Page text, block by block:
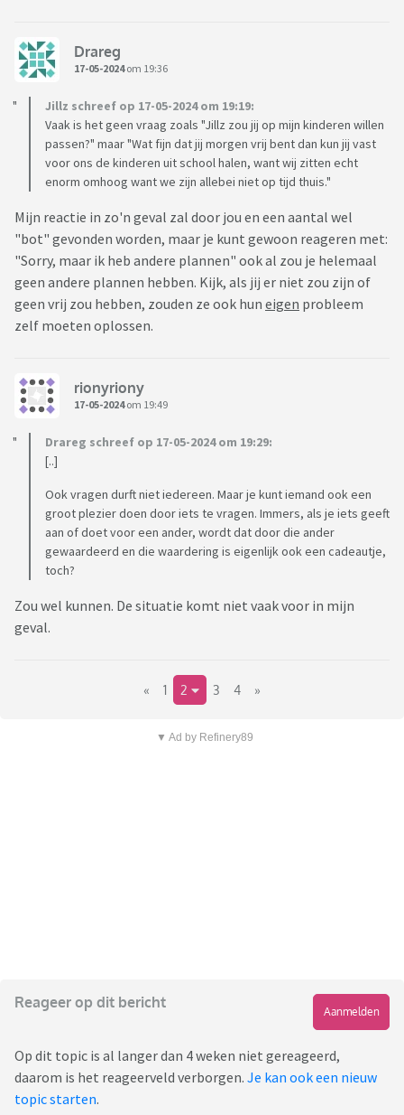
Drareg
17-05-2024om 19:36
Jillz schreef op 17-05-2024 om 19:19:
Vaak is het geen vraag zoals "Jillz zou jij op mijn kinderen willen
passen?" maar "Wat fijn dat jij morgen vrij bent dan kun jij vast
voor ons de kinderen uit school halen, want wij zitten echt
enorm omhoog want we zijn allebei niet op tijd thuis."
Mijn reactie in zo'n geval zal door jou en een aantal wel
"bot" gevonden worden, maar je kunt gewoon reageren met:
"Sorry, maar ik heb andere plannen" ook al zou je helemaal
geen andere plannen hebben. Kijk, als jij er niet zou zijn of
geen vrij zou hebben, zouden ze ook hun eigen probleem
zelf moeten oplossen.
rionyriony
17-05-2024om 19:49
Drareg schreef op 17-05-2024 om 19:29:
[..]
Ook vragen durft niet iedereen. Maar je kunt iemand ook een
groot plezier doen door iets te vragen. Immers, als je iets geeft
aan of doet voor een ander, wordt dat door die ander
gewaardeerd en die waardering is eigenlijk ook een cadeautje,
toch?
Zou wel kunnen. De situatie komt niet vaak voor in mijn
geval.
« 1 2 3 4 »
▼ Ad by Refinery89
Reageer op dit bericht
Aanmelden
Op dit topic is al langer dan 4 weken niet gereageerd,
daarom is het reageerveld verborgen. Je kan ook een nieuw
topic starten.